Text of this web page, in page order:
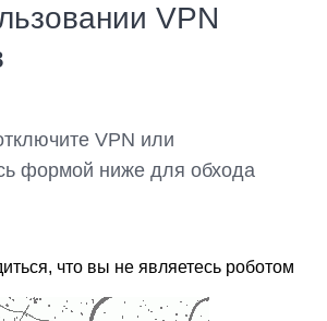
VPN
VPN или
формой ниже для обхода
что вы не являетесь роботом